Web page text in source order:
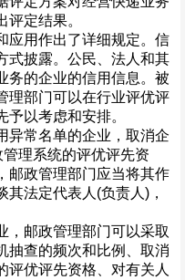
定结果。
用作出了详细规定。信
式披露。公民、法人和其
务的企业的信用信息。被
理部门可以在行业评优评
以考虑和安排。
常名单的企业，取消企
理系统的评优评先资
邮政管理部门应当将其作
法定代表人(负责人)，
邮政管理部门可以采取
抽查的频次和比例、取消
评优评先资格、对有关人